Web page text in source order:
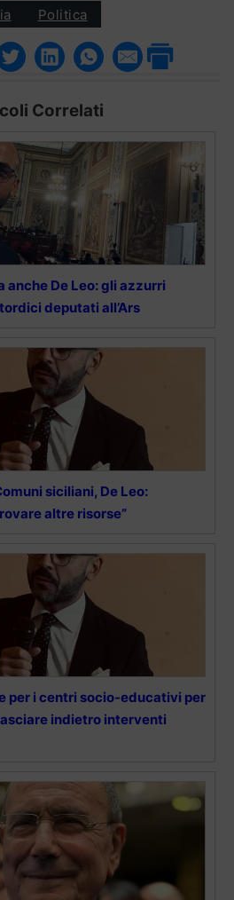
Politica
Correlati
anche De Leo: gli azzurri
deputati all’Ars
siciliani, De Leo:
altre risorse”
per i centri socio-educativi per
indietro interventi